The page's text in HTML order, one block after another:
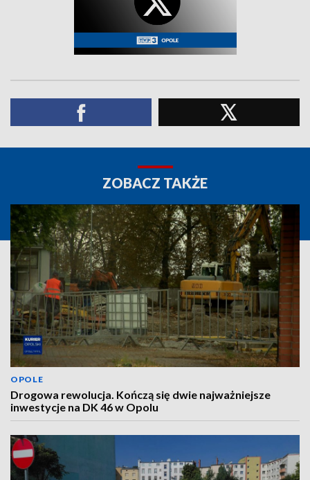
ZOBACZ TAKŻE
OPOLE
Drogowa rewolucja. Kończą się dwie najważniejsze
inwestycje na DK 46 w Opolu